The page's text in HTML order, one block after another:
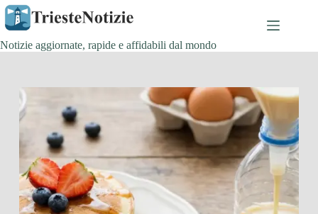
Salta
contenuto
Notizie aggiornate, rapide e affidabili dal mondo